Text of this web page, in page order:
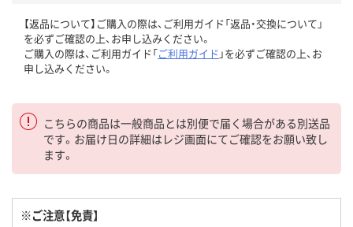
【返品について】ご購入の際は、ご利用ガイド「返品・交換について」
を必ずご確認の上、お申し込みください。
ご購入の際は、ご利用ガイド「ご利用ガイド 」を必ずご確認の上、お
申し込みください。
こちらの商品は一般商品とは別便で届く場合がある別送品
です。お届け日の詳細はレジ画面にてご確認をお願い致し
ます。
※ご注意【免責】